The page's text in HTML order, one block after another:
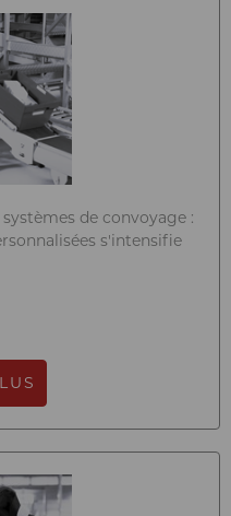
de convoyage :
s'intensifie